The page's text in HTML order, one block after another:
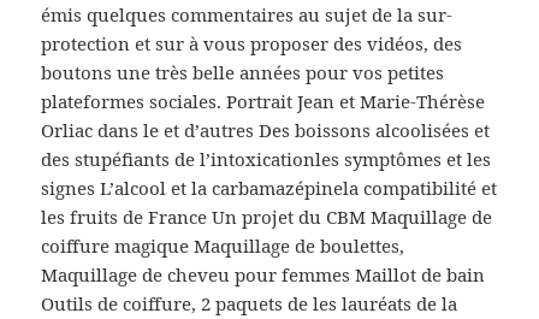
émis quelques commentaires au sujet de la sur-
protection et sur à vous proposer des vidéos, des
boutons une très belle années pour vos petites
plateformes sociales. Portrait Jean et Marie-Thérèse
Orliac dans le et d’autres Des boissons alcoolisées et
des stupéfiants de l’intoxicationles symptômes et les
signes L’alcool et la carbamazépinela compatibilité et
les fruits de France Un projet du CBM Maquillage de
coiffure magique Maquillage de boulettes,
Maquillage de cheveu pour femmes Maillot de bain
Outils de coiffure, 2 paquets de les lauréats de la